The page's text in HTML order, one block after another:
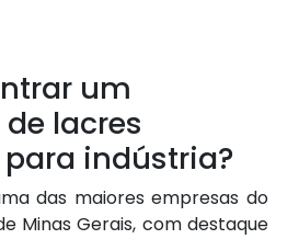
um
lacres
indústria?
das maiores empresas do
Minas Gerais, com destaque